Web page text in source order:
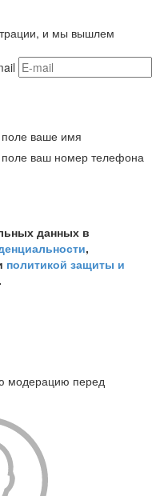
и мы вышлем
ваше имя
поле ваш номер телефона
данных в
,
политикой защиты и
.
модерацию перед